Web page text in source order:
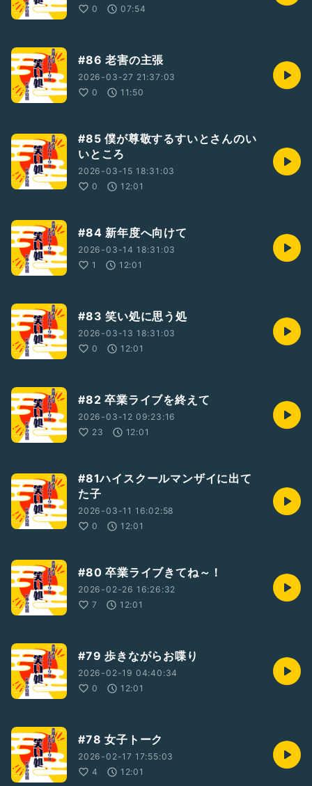
0
07:54
#86 老害の主張
2026-03-27 21:37:03
0
11:50
#85 僕が尊敬するすいとさんのい
いところ
2026-03-15 18:31:03
0
12:01
#84 新年度へ向けて
2026-03-14 18:31:03
1
12:01
#83 笑い処に思う処
2026-03-13 18:31:03
0
12:01
#82 卒業ライブを終えて
2026-03-12 09:23:16
23
12:01
#81ハイスクールマンザイに出て
た子
2026-03-11 16:02:58
0
12:01
#80 卒業ライブきてね～！
2026-02-26 16:26:32
7
12:01
#79 歩きながらお喋り
2026-02-19 04:40:34
0
12:01
#78 女子トーク
2026-02-17 17:55:03
4
12:01